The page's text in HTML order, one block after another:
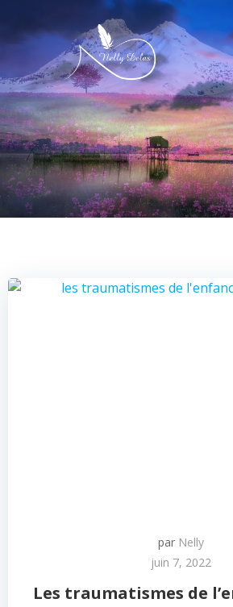
par Nelly
juin 7, 2022
Les traumatismes de